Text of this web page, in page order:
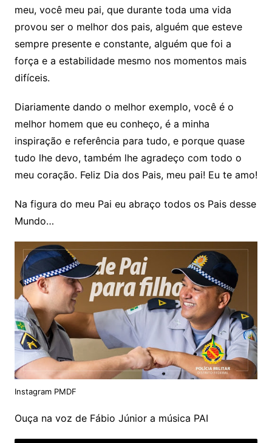
meu, você meu pai, que durante toda uma vida
provou ser o melhor dos pais, alguém que esteve
sempre presente e constante, alguém que foi a
força e a estabilidade mesmo nos momentos mais
difíceis.
Diariamente dando o melhor exemplo, você é o
melhor homem que eu conheço, é a minha
inspiração e referência para tudo, e porque quase
tudo lhe devo, também lhe agradeço com todo o
meu coração. Feliz Dia dos Pais, meu pai! Eu te amo!
Na figura do meu Pai eu abraço todos os Pais desse
Mundo…
Instagram PMDF
Ouça na voz de Fábio Júnior a música PAI